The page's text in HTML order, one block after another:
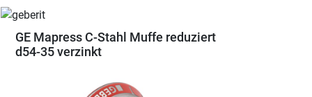
GE Mapress C-Stahl Muffe reduziert
d54-35 verzinkt